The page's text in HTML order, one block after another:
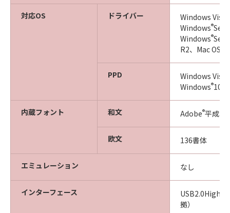
対応OS ドライバー Windows Vista
Windows®
Windows®
R2、Mac OS
PPD Windows Vista
Windows®10
内蔵フォント 和文 Adobe®平成2
欧文 136書体
エミュレーション なし
インターフェース
USB2.0High-
拠）